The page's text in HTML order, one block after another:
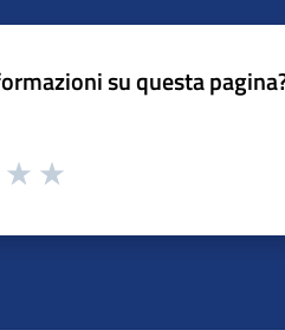
su questa